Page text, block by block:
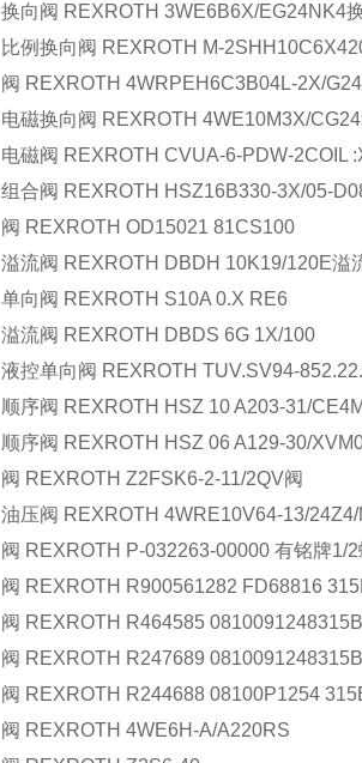
换向阀 REXROTH 3WE6B6X/EG24NK4
比例换向阀 REXROTH M-
阀 REXROTH 4WRPEH6C3B04L-2X/
电磁换向阀 REXROTH 4WE10M3X/
电磁阀 REXROTH CVUA-6-PDW-2COIL
组合阀 REXROTH HSZ16B330-3X/05-
阀 REXROTH OD15021 81CS100
溢流阀 REXROTH DBDH 10K19/120E溢
单向阀 REXROTH S10A 0.X RE6
溢流阀 REXROTH DBDS 6G 1X/100
液控单向阀 REXROTH TUV.SV94-
顺序阀 REXROTH HSZ 10 A203-31/
顺序阀 REXROTH HSZ 06 A129-30/
阀 REXROTH Z2FSK6-2-11/2QV阀
油压阀 REXROTH 4WRE10V64-13/24Z4/
阀 REXROTH P-032263-00000 有铭牌1/
阀 REXROTH R900561282 FD68816
阀 REXROTH R464585 0810091248315B
阀 REXROTH R247689 0810091248315B
阀 REXROTH R244688 08100P1254
阀 REXROTH 4WE6H-A/A220RS